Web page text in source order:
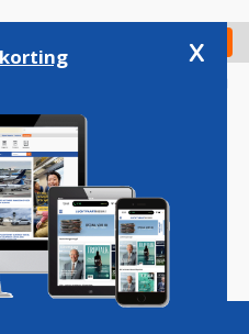
Check in
Vacatures
x